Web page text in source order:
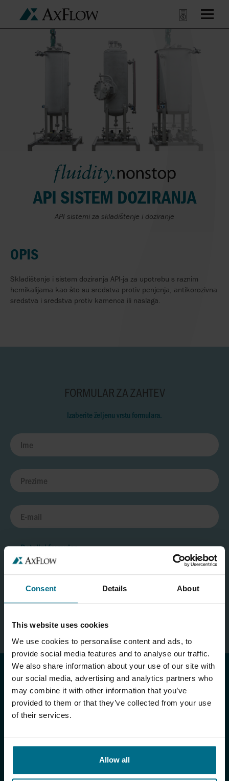
Consent Details About
This website uses cookies
We use cookies to personalise content and ads, to
provide social media features and to analyse our traffic.
We also share information about your use of our site with
our social media, advertising and analytics partners who
may combine it with other information that you’ve
provided to them or that they’ve collected from your use
of their services.
Allow all
API SISTEM DOZIRANJA
API sistemi za skladištenje i doziranje
OPIS
Skladištenje i sistem doziranja API-ja za upotrebu s raznim
hemikalijama kao što su sredstva protiv penjenja, antikorozivna
sredstva i sredstva protiv kamenca ili naslaga.
FORMULAR ZA ZAHTEV
Izaberite željenu vrstu formulara.
Detaljni formular
PROIZVODI I USLUGE
Proizvodi
AxFlow sistemi